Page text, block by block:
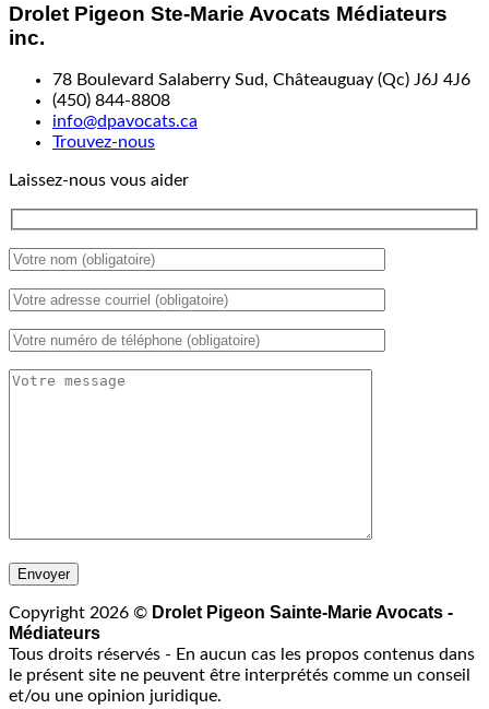
Drolet Pigeon Ste-Marie Avocats Médiateurs
inc.
78 Boulevard Salaberry Sud, Châteauguay (Qc) J6J 4J6
(450) 844-8808
info@dpavocats.ca
Trouvez-nous
Laissez-nous vous aider
Copyright 2026 © Drolet Pigeon Sainte-Marie Avocats -
Médiateurs
Tous droits réservés - En aucun cas les propos contenus dans
le présent site ne peuvent être interprétés comme un conseil
et/ou une opinion juridique.